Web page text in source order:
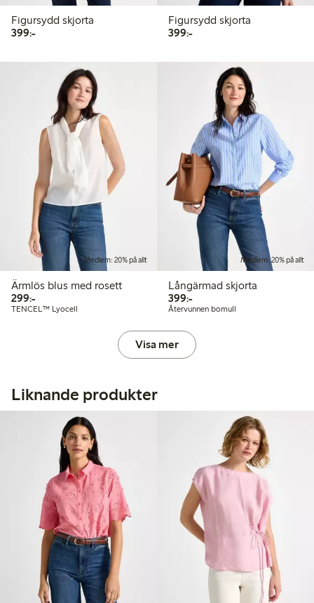
Figursydd skjorta
399:-399,00 kr
Figursydd skjorta
399:-399,00 kr
Medlem: 20% på allt
Ärmlös blus med rosett
299:-299,00 kr
TENCEL™ Lyocell
Medlem: 20% på allt
Långärmad skjorta
399:-399,00 kr
Återvunnen bomull
Visa mer
Liknande produkter